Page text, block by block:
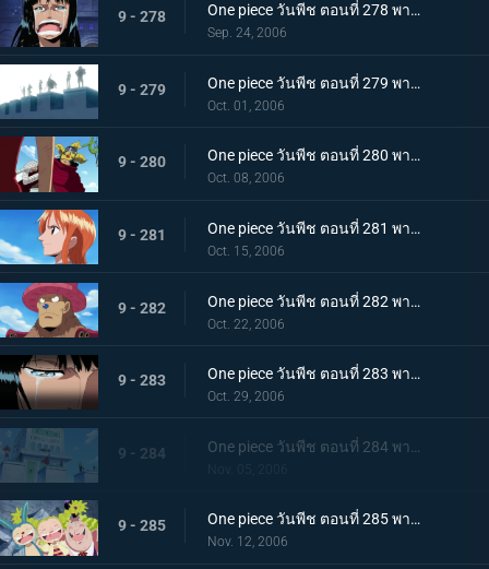
9 - 278 One piece วันพีช ตอนที่ 278 พากย์ไทย พูดออกมาสิว่าอยากจะมีชีวิตอยู่! พวกเราคือพวกพ้อง!!
Sep. 24, 2006
9 - 279 One piece วันพีช ตอนที่ 279 พากย์ไทย กระโดดลงไป! ความรู้สึกของลูฟี่!!
Oct. 01, 2006
9 - 280 One piece วันพีช ตอนที่ 280 พากย์ไทย เส้นทางของลูกผู้ชาย! คำสัญญาของโซโลและความฝันของอุซป
Oct. 08, 2006
9 - 281 One piece วันพีช ตอนที่ 281 พากย์ไทย น้ำตาที่สานมิตรภาพของเพื่อนพ้อง! แผนที่โลกของนามิ
Oct. 15, 2006
9 - 282 One piece วันพีช ตอนที่ 282 พากย์ไทย บทบาทของชายผู้บริสุทธิ์! ซันจิ และ ช็อปเปอร์
Oct. 22, 2006
9 - 283 One piece วันพีช ตอนที่ 283 พากย์ไทย ทั้งหมดก็เพื่อพวกพ้อง! โรบิ้นในความมืด!
Oct. 29, 2006
9 - 284
Nov. 05, 2006
9 - 285 One piece วันพีช ตอนที่ 285 พากย์ไทย ชิงกุญแจทั้ง 5 ดอก! กลุ่มหมวกฟางปะทะ CP9
Nov. 12, 2006